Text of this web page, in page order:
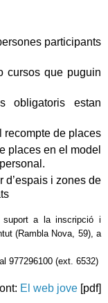
participants
cursos que puguin
obligatoris estan
recompte de places
places en el model
d’espais i zones de
suport a la inscripció i
(Rambla Nova, 59), a
977296100 (ext. 6532)
El web jove [pdf]